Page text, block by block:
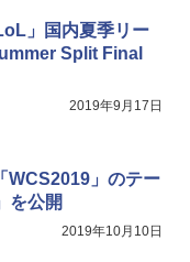
】劇場版モノノ怪
ナル特典:オリジナル
:【坤と離】二振りの
！スタジオ描き下ろ
付) [Blu-ray]
」国内夏季リー
Split Final
2019年9月17日
WCS2019」のテー
を公開
2019年10月10日